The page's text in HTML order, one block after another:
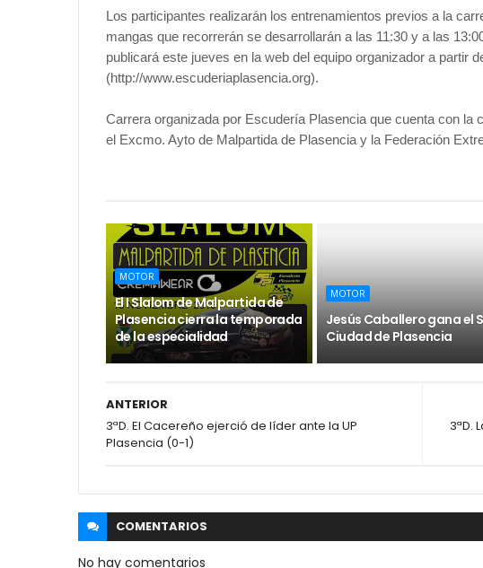
Los participantes realizarán los entrenamientos previos a la
mangas que recorrerán se desarrollarán a las 11:30 y a las
publicará este jueves en la web del equipo organizador a partir
(http://www.escuderiaplasencia.org).
Carrera organizada por Escudería Plasencia que cuenta con la
el Excmo. Ayto de Malpartida de Plasencia y la Federación
MOTOR
El I Slalom de Malpartida de
Plasencia cierra la temporada
de la especialidad
MOTOR
Jesús Caballero gana el
Ciudad de Plasencia
3ªD.
ANTERIOR
3ªD. El Cacereño ejerció de líder ante la UP
Plasencia (0-1)
COMENTARIOS
No hay comentarios